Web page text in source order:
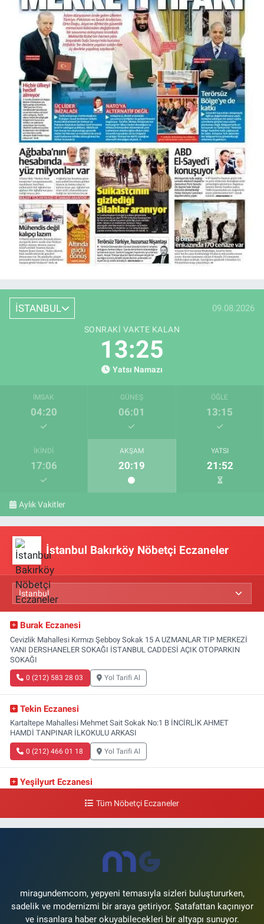
İSTANBUL 09.08.2026
SONRAKI VAKTE KALAN
13:25
Yatsı Namazı
İMSAK
04:20
GÜNEŞ
06:01
ÖĞLE
13:15
İKINDI
17:06
AKŞAM
20:19
YATSI
21:52
Aylık Vakitler
İstanbul Bakırköy Nöbetçi Eczaneler
Burak Eczanesi
Cevizlik Mahallesi Kırmızı Şebboy Sokak 15 A UZMANLAR TIP MERKEZİ
YANI DERSHANELER SOKAĞI İSTANBUL CADDESİ AÇIK OTOPARKIN
SOKAĞI
0 (212) 583 28 03 Yol Tarifi Al
Tekin Eczanesi
Kartaltepe Mahallesi Mehmet Sait Sokak No:1 B İNCİRLİK AHMET
HAMDİ TANPINAR İLKOKULU ARKASI
0 (212) 466 01 18 Yol Tarifi Al
Yeşilyurt Eczanesi
Şenlikköy Mahallesi Eski Halkalı Caddesi 33 Akvaryum Yanı Akua Florya
0 (212) 574 24 20
Tüm Nöbetçi Eczaneler
miragundemcom, yepyeni temasıyla sizleri buluştururken,
sadelik ve modernizmi bir araya getiriyor. Şatafattan kaçınıyor
ve insanlara haber okuyabilecekleri bir altyapı sunuyor.